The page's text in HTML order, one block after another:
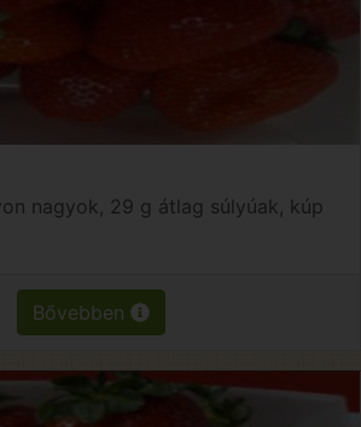
nagyok, 29 g átlag súlyúak, kúp
Bővebben